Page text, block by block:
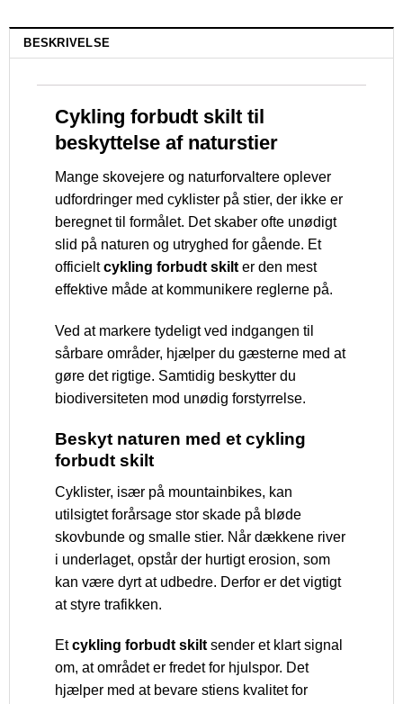
BESKRIVELSE
Cykling forbudt skilt til
beskyttelse af naturstier
Mange skovejere og naturforvaltere oplever
udfordringer med cyklister på stier, der ikke er
beregnet til formålet. Det skaber ofte unødigt
slid på naturen og utryghed for gående. Et
officieltcykling forbudt skilter den mest
effektive måde at kommunikere reglerne på.
Ved at markere tydeligt ved indgangen til
sårbare områder, hjælper du gæsterne med at
gøre det rigtige. Samtidig beskytter du
biodiversiteten mod unødig forstyrrelse.
Beskyt naturen med et cykling
forbudt skilt
Cyklister, især på mountainbikes, kan
utilsigtet forårsage stor skade på bløde
skovbunde og smalle stier. Når dækkene river
i underlaget, opstår der hurtigt erosion, som
kan være dyrt at udbedre. Derfor er det vigtigt
at styre trafikken.
Etcykling forbudt skiltsender et klart signal
om, at området er fredet for hjulspor. Det
hjælper med at bevare stiens kvalitet for